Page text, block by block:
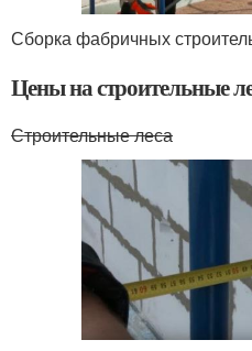
Сборка фабричных
Цены на строительные
Строительные леса